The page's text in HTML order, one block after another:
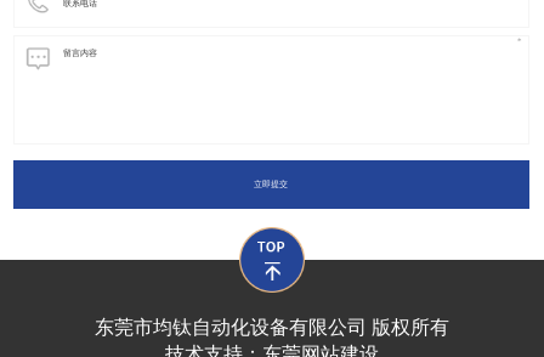
立即提交
东莞市均钛自动化设备有限公司 版权所有